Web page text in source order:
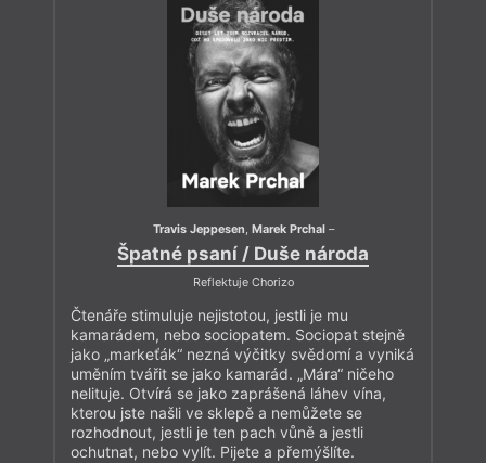
Travis Jeppesen, Marek Prchal –
Špatné psaní / Duše národa
Reflektuje Chorizo
Čtenáře stimuluje nejistotou, jestli je mu
kamarádem, nebo sociopatem. Sociopat stejně
jako „markeťák“ nezná výčitky svědomí a vyniká
uměním tvářit se jako kamarád. „Mára“ ničeho
nelituje. Otvírá se jako zaprášená láhev vína,
kterou jste našli ve sklepě a nemůžete se
rozhodnout, jestli je ten pach vůně a jestli
ochutnat, nebo vylít. Pijete a přemýšlíte.